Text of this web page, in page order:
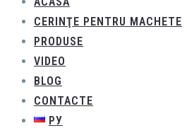
CERINŢE PENTRU MACHETE
PRODUSE
VIDEO
BLOG
CONTACTE
РУ